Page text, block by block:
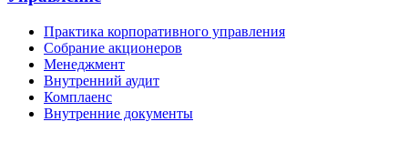
Практика корпоративного управления
Собрание акционеров
Менеджмент
Внутренний аудит
Комплаенс
Внутренние документы